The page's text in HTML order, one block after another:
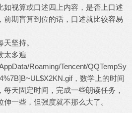
如视算或口述四上内容，是否上口述
前期盲算到位的话，口述就比较容易
坚持。
太多遍
Roaming/Tencent/QQTempSy
，数学上的时间
每天固定时间，完成一些朗读任务，
一些，但强度就不那么大了。